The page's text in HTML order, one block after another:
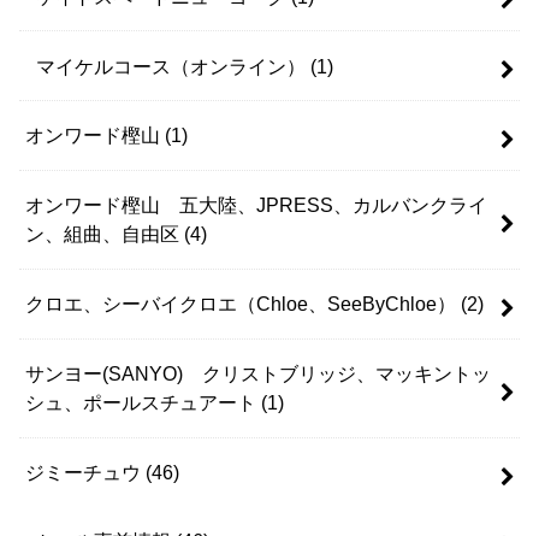
マイケルコース（オンライン） (1)
オンワード樫山 (1)
オンワード樫山 五大陸、JPRESS、カルバンクライ
ン、組曲、自由区 (4)
クロエ、シーバイクロエ（Chloe、SeeByChloe） (2)
サンヨー(SANYO) クリストブリッジ、マッキントッ
シュ、ポールスチュアート (1)
ジミーチュウ (46)